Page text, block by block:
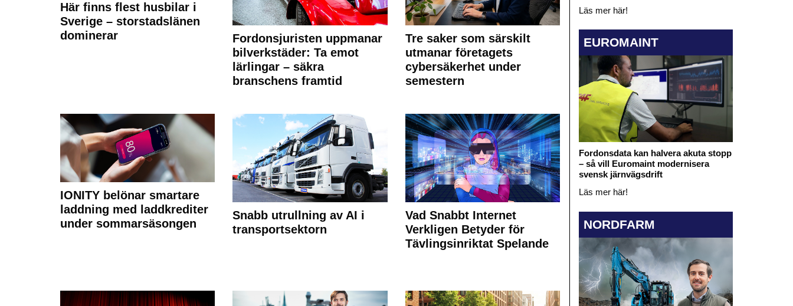
Här finns flest husbilar i
Sverige – storstadslänen
dominerar
Fordonsjuristen uppmanar
bilverkstäder: Ta emot
lärlingar – säkra
branschens framtid
Tre saker som särskilt
utmanar företagets
cybersäkerhet under
semestern
IONITY belönar smartare
laddning med laddkrediter
under sommarsäsongen
Snabb utrullning av AI i
transportsektorn
Vad Snabbt Internet
Verkligen Betyder för
Tävlingsinriktat Spelande
Läs mer här!
EUROMAINT
Fordonsdata kan halvera akuta stopp
– så vill Euromaint modernisera
svensk järnvägsdrift
Läs mer här!
NORDFARM